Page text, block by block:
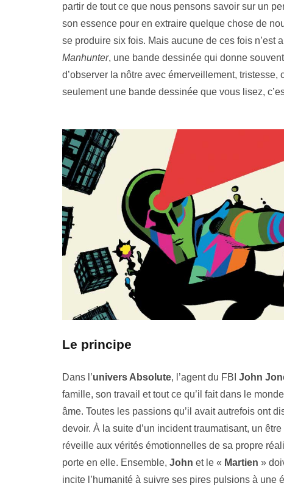
partir de tout ce que nous pensons savoir sur un
son essence pour en extraire quelque chose de
se produire six fois. Mais aucune de ces fois n’est
Manhunter, une bande dessinée qui donne
d’observer la nôtre avec émerveillement, tristesse,
seulement une bande dessinée que vous lisez,
Le principe
Dans l’univers Absolute, l’agent du FBI John
famille, son travail et tout ce qu’il fait dans le
âme. Toutes les passions qu’il avait autrefois ont
devoir. À la suite d’un incident traumatisant, un
réveille aux vérités émotionnelles de sa propre
porte en elle. Ensemble, John et le « Martien »
incite l’humanité à suivre ses pires pulsions à